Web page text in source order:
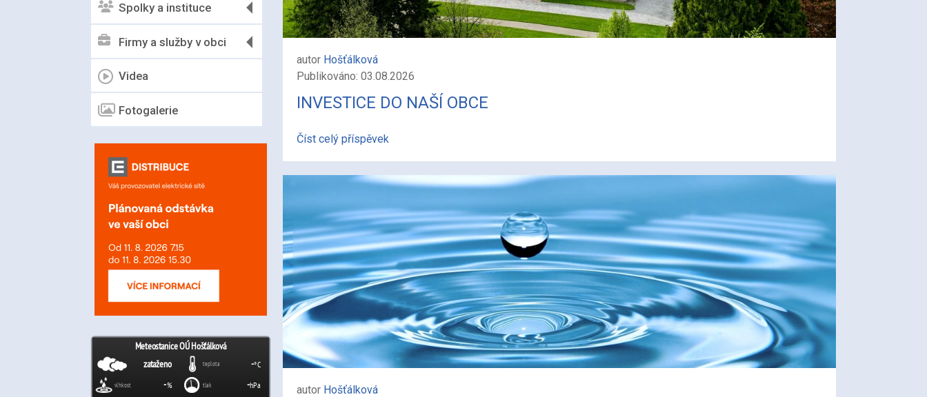
Spolky a instituce
Firmy a služby v obci
Videa
Fotogalerie
autor Hošťálková
Publikováno: 03.08.2026
INVESTICE DO NAŠÍ OBCE
Číst celý příspěvek
autor Hošťálková